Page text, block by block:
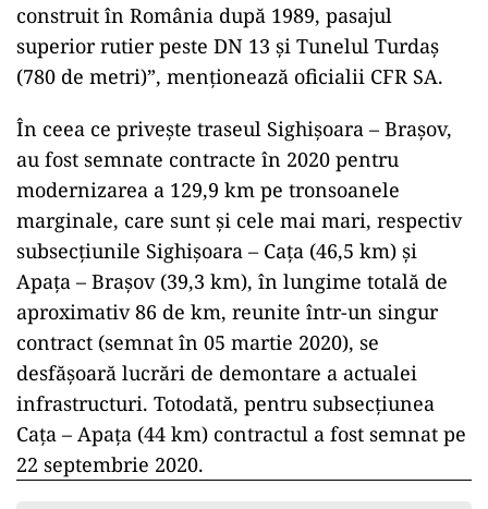
construit în România după 1989, pasajul
superior rutier peste DN 13 şi Tunelul Turdaş
(780 de metri)”, menționează oficialii CFR SA.
În ceea ce priveşte traseul Sighişoara – Braşov,
au fost semnate contracte în 2020 pentru
modernizarea a 129,9 km pe tronsoanele
marginale, care sunt şi cele mai mari, respectiv
subsecţiunile Sighişoara – Caţa (46,5 km) şi
Apaţa – Braşov (39,3 km), în lungime totală de
aproximativ 86 de km, reunite într-un singur
contract (semnat în 05 martie 2020), se
desfăşoară lucrări de demontare a actualei
infrastructuri. Totodată, pentru subsecţiunea
Caţa – Apaţa (44 km) contractul a fost semnat pe
22 septembrie 2020.